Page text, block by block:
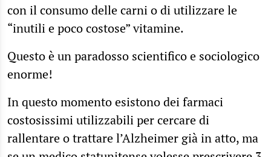
con il consumo delle carni o di utilizzare le
“inutili e poco costose” vitamine.
Questo è un paradosso scientifico e sociologico
enorme!
In questo momento esistono dei farmaci
costosissimi utilizzabili per cercare di
rallentare o trattare l’Alzheimer già in atto, ma